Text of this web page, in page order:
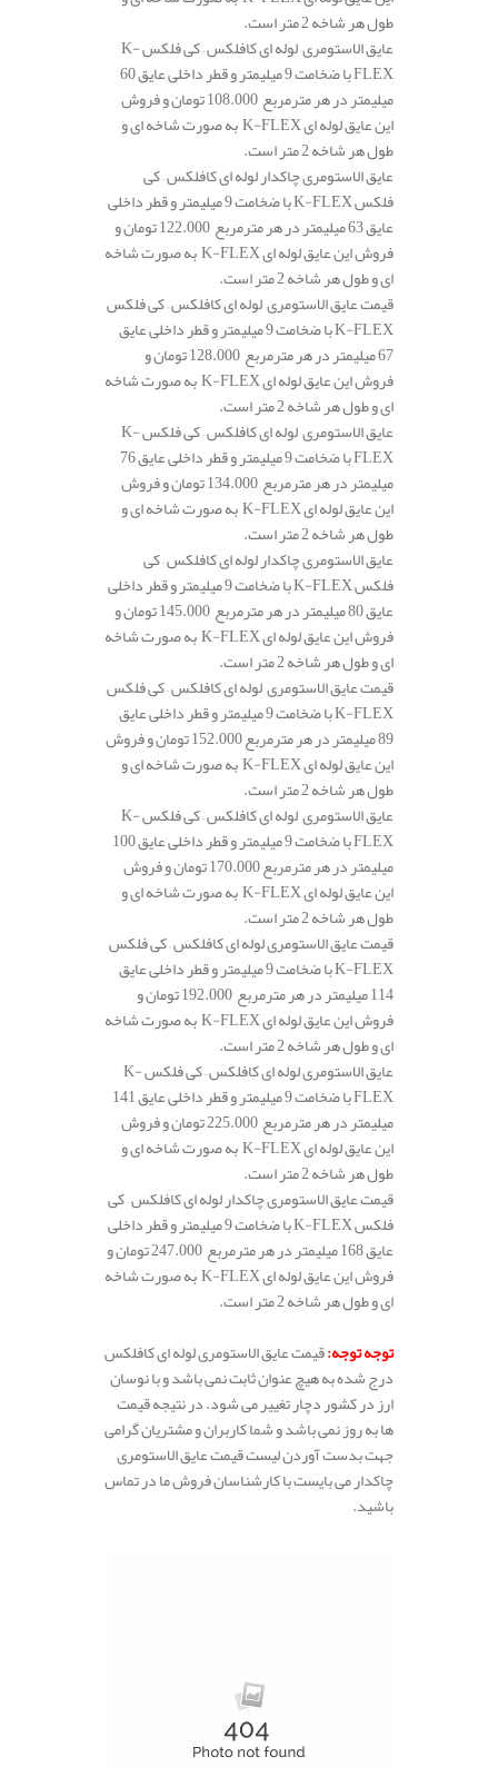
طول هر شاخه 2 متر است.
عایق الاستومری لوله ای کافلکس – کی فلکس K-
FLEX با ضخامت 9 میلیمتر و قطر داخلی عایق 60
میلیمتر در هر مترمربع 108.000 تومان و فروش
این عایق لوله ای K-FLEX به صورت شاخه ای و
طول هر شاخه 2 متر است.
عایق الاستومری چاکدار لوله ای کافلکس – کی
فلکس K-FLEX با ضخامت 9 میلیمتر و قطر داخلی
عایق 63 میلیمتر در هر مترمربع 122.000 تومان و
فروش این عایق لوله ای K-FLEX به صورت شاخه
ای و طول هر شاخه 2 متر است.
قیمت عایق الاستومری لوله ای کافلکس – کی فلکس
K-FLEX با ضخامت 9 میلیمتر و قطر داخلی عایق
67 میلیمتر در هر مترمربع 128.000 تومان و
فروش این عایق لوله ای K-FLEX به صورت شاخه
ای و طول هر شاخه 2 متر است.
عایق الاستومری لوله ای کافلکس – کی فلکس K-
FLEX با ضخامت 9 میلیمتر و قطر داخلی عایق 76
میلیمتر در هر مترمربع 134.000 تومان و فروش
این عایق لوله ای K-FLEX به صورت شاخه ای و
طول هر شاخه 2 متر است.
عایق الاستومری چاکدار لوله ای کافلکس – کی
فلکس K-FLEX با ضخامت 9 میلیمتر و قطر داخلی
عایق 80 میلیمتر در هر مترمربع 145.000 تومان و
فروش این عایق لوله ای K-FLEX به صورت شاخه
ای و طول هر شاخه 2 متر است.
قیمت عایق الاستومری لوله ای کافلکس – کی فلکس
K-FLEX با ضخامت 9 میلیمتر و قطر داخلی عایق
89 میلیمتر در هر مترمربع 152.000 تومان و فروش
این عایق لوله ای K-FLEX به صورت شاخه ای و
طول هر شاخه 2 متر است.
عایق الاستومری لوله ای کافلکس – کی فلکس K-
FLEX با ضخامت 9 میلیمتر و قطر داخلی عایق 100
میلیمتر در هر مترمربع 170.000 تومان و فروش
این عایق لوله ای K-FLEX به صورت شاخه ای و
طول هر شاخه 2 متر است.
قیمت عایق الاستومری لوله ای کافلکس – کی فلکس
K-FLEX با ضخامت 9 میلیمتر و قطر داخلی عایق
114 میلیمتر در هر مترمربع 192.000 تومان و
فروش این عایق لوله ای K-FLEX به صورت شاخه
ای و طول هر شاخه 2 متر است.
عایق الاستومری لوله ای کافلکس – کی فلکس K-
FLEX با ضخامت 9 میلیمتر و قطر داخلی عایق 141
میلیمتر در هر مترمربع 225.000 تومان و فروش
این عایق لوله ای K-FLEX به صورت شاخه ای و
طول هر شاخه 2 متر است.
قیمت عایق الاستومری چاکدار لوله ای کافلکس – کی
فلکس K-FLEX با ضخامت 9 میلیمتر و قطر داخلی
عایق 168 میلیمتر در هر مترمربع 247.000 تومان و
فروش این عایق لوله ای K-FLEX به صورت شاخه
ای و طول هر شاخه 2 متر است.
توجه توجه:قیمت عایق الاستومری لوله ای کافلکس
درج شده به هیچ عنوان ثابت نمی باشد و با نوسان
ارز در کشور دچار تغییر می شود. در نتیجه قیمت
ها به روز نمی باشد و شما کاربران و مشتریان گرامی
جهت بدست آوردن لیست قیمت عایق الاستومری
چاکدار می بایست با کارشناسان فروش ما در تماس
باشید.